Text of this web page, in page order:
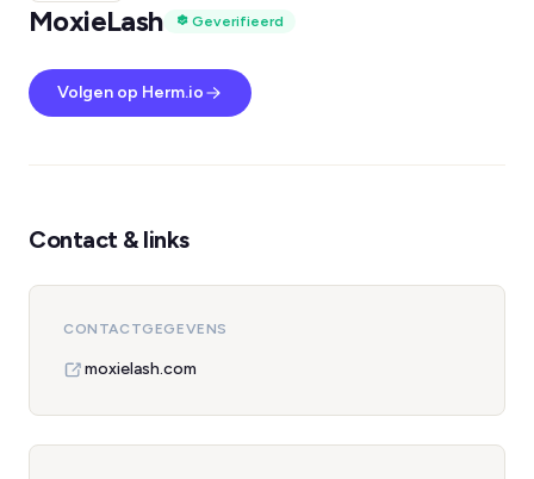
MoxieLash
Geverifieerd
Volgen op Herm.io
Contact & links
CONTACTGEGEVENS
moxielash.com